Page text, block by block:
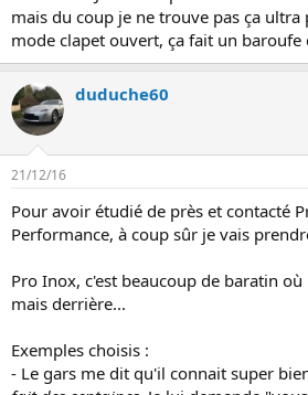
mais du coup je ne trouve pas ça
mode clapet ouvert, ça fait un baroufe
duduche60
21/12/16
Pour avoir étudié de près et contacté
Performance, à coup sûr je vais
Pro Inox, c'est beaucoup de baratin
mais derrière...
Exemples choisis :
- Le gars me dit qu'il connait super